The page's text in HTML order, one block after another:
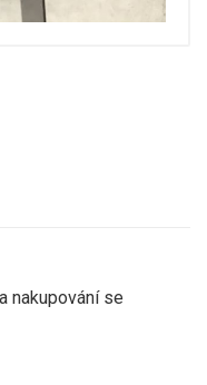
nakupování se